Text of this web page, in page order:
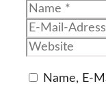
Name
Name, E-